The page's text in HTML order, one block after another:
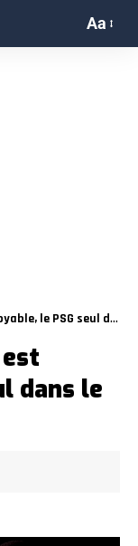
Aa
dans le Top 10 de Ligue 1
dans le